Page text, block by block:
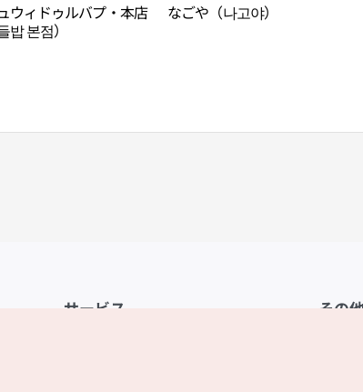
ウィドゥルバプ・本店
밥 본점）
なごや（나고야）
サービス その